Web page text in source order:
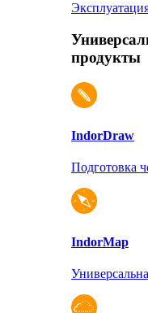
продукты
IndorDraw
Подготовка
IndorMap